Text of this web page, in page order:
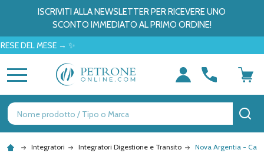
ISCRIVITI ALLA NEWSLETTER PER RICEVERE UNO
SCONTO IMMEDIATO AL PRIMO ORDINE!
MESE → ✨
Ricerca
Integratori Integratori Digestione e Transito Nova Argentia -